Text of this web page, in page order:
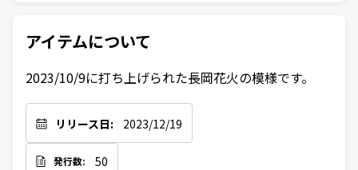
アイテムについて
2023/10/9に打ち上げられた長岡花火の模様です。
リリース日: 2023/12/19
発行数: 50